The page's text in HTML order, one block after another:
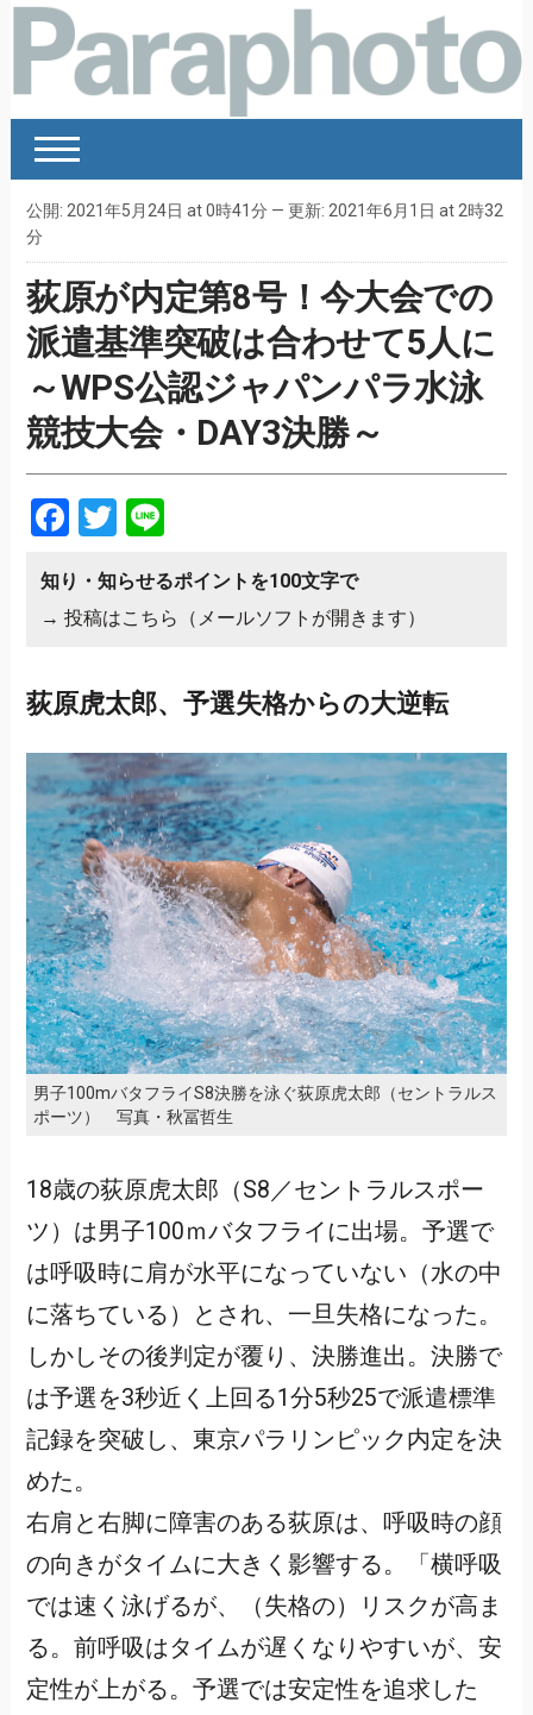
公開: 2021年5月24日 at 0時41分 — 更新: 2021年6月1日 at 2時32
分
荻原が内定第8号！今大会での
派遣基準突破は合わせて5人に
～WPS公認ジャパンパラ水泳
競技大会・DAY3決勝～
Facebook
Twitter
Line
知り・知らせるポイントを100文字で
→ 投稿はこちら（メールソフトが開きます）
荻原虎太郎、予選失格からの大逆転
男子100mバタフライS8決勝を泳ぐ荻原虎太郎（セントラルス
ポーツ） 写真・秋冨哲生
18歳の荻原虎太郎（S8／セントラルスポー
ツ）は男子100ｍバタフライに出場。予選で
は呼吸時に肩が水平になっていない（水の中
に落ちている）とされ、一旦失格になった。
しかしその後判定が覆り、決勝進出。決勝で
は予選を3秒近く上回る1分5秒25で派遣標準
記録を突破し、東京パラリンピック内定を決
めた。
右肩と右脚に障害のある荻原は、呼吸時の顔
の向きがタイムに大きく影響する。「横呼吸
では速く泳げるが、（失格の）リスクが高ま
る。前呼吸はタイムが遅くなりやすいが、安
定性が上がる。予選では安定性を追求した